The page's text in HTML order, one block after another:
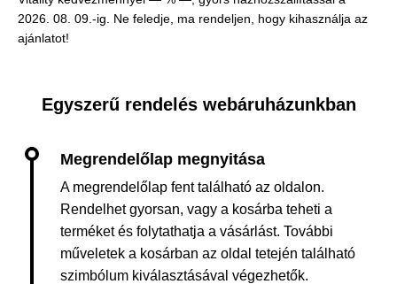
2026. 08. 09.-ig. Ne feledje, ma rendeljen, hogy kihasználja az
ajánlatot!
Egyszerű rendelés webáruházunkban
A megrendelőlap fent található az oldalon.
Rendelhet gyorsan, vagy a kosárba teheti a
terméket és folytathatja a vásárlást. További
műveletek a kosárban az oldal tetején található
szimbólum kiválasztásával végezhetők.